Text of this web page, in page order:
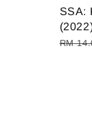
SSA:
RM